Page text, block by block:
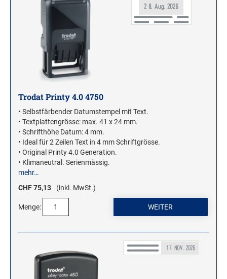
Trodat Printy 4.0 4750
• Selbstfärbender Datumstempel mit Text.
• Textplattengrösse: max. 41 x 24 mm.
• Schrifthöhe Datum: 4 mm.
• Ideal für 2 Zeilen Text in 4 mm Schriftgrösse.
• Original Printy 4.0 Generation.
• Klimaneutral. Serienmässig.
mehr…
CHF 75,13
(inkl. MwSt.)
Menge: